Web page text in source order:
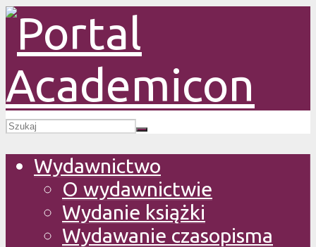
Wydawnictwo
O wydawnictwie
Wydanie książki
Wydawanie czasopisma